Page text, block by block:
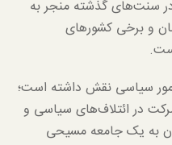
سنت‌های گذشته منجر به
و برخی کشورهای
سیاسی نقش داشته است؛
در ائتلاف‌های سیاسی و
به یک جامعه مسیحی